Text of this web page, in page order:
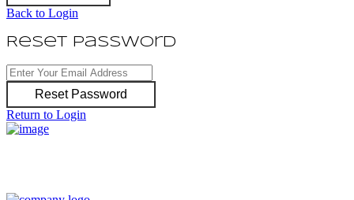
Back to Login
Reset Password
Reset Password
Return to Login